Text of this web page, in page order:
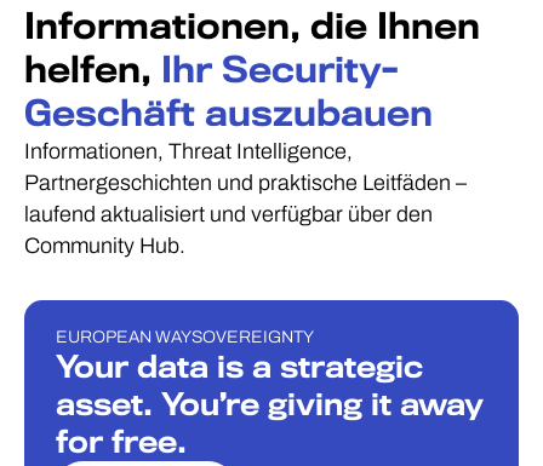
Informationen, die Ihnen
helfen,
Ihr Security-
Geschäft auszubauen
Informationen, Threat Intelligence,
Partnergeschichten und praktische Leitfäden –
laufend aktualisiert und verfügbar über den
Community Hub.
BLOG
EUROPEAN WAYSOVEREIGNTY
Your data is a strategic
asset. You’re giving it away
for free.